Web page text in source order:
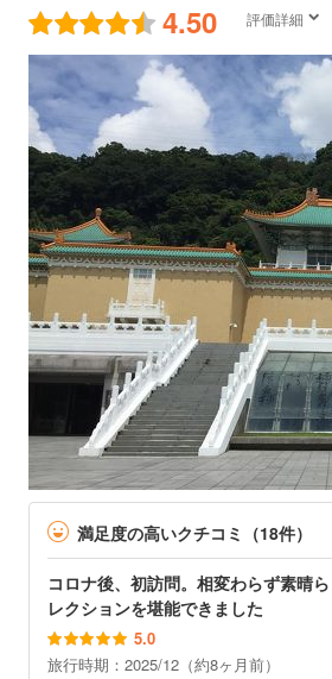
4.50 評価詳細
満足度の高いクチコミ（18件）
コロナ後、初訪問。相変わらず素晴
レクションを堪能できました
5.0
旅行時期：2025/12（約8ヶ月前）